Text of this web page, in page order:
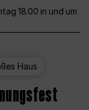
18.00 in und um
Haus